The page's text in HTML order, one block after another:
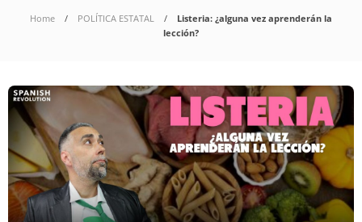
Home POLÍTICA ESTATAL
Listeria: ¿alguna vez aprenderán la
lección?